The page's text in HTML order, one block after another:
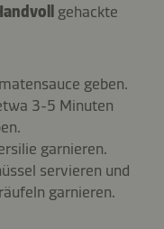
gehackte
geben.
3-5 Minuten
garnieren.
servieren und
garnieren.